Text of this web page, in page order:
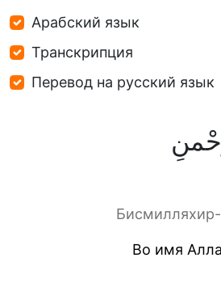
Арабский язык
Транскрипция
Перевод на русский язык
Во имя